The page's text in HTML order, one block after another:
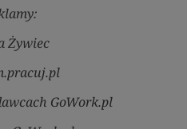
Żywiec
GoWork.pl